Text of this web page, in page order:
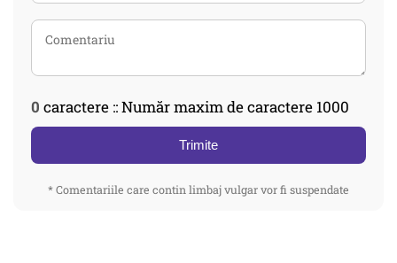
0 caractere :: Număr maxim de caractere 1000
Trimite
* Comentariile care contin limbaj vulgar vor fi suspendate